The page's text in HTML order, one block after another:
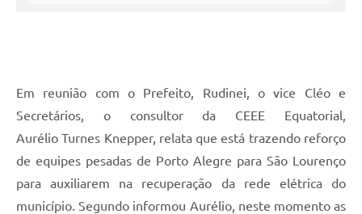
Em reunião com o Prefeito, Rudinei, o vice Cléo e
Secretários, o consultor da CEEE Equatorial,
Aurélio Turnes Knepper, relata que está trazendo reforço
de equipes pesadas de Porto Alegre para São Lourenço
para auxiliarem na recuperação da rede elétrica do
município. Segundo informou Aurélio, neste momento as